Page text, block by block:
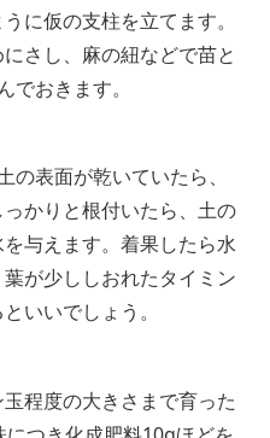
に仮の支柱を立てます。
さし、麻の紐などで苗と
おきます。
表面が乾いていたら、
かりと根付いたら、土の
与えます。着果したら水
が少ししおれたタイミン
いいでしょう。
程度の大きさまで育った